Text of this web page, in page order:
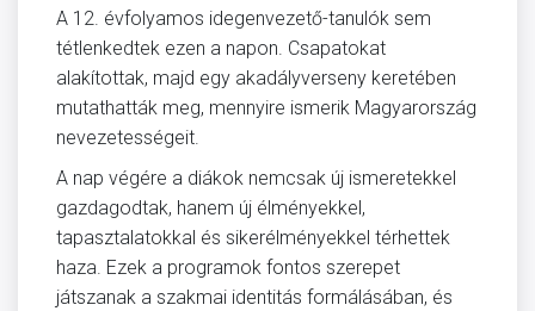
A 12. évfolyamos idegenvezető-tanulók sem
tétlenkedtek ezen a napon. Csapatokat
alakítottak, majd egy akadályverseny keretében
mutathatták meg, mennyire ismerik Magyarország
nevezetességeit.
A nap végére a diákok nemcsak új ismeretekkel
gazdagodtak, hanem új élményekkel,
tapasztalatokkal és sikerélményekkel térhettek
haza. Ezek a programok fontos szerepet
játszanak a szakmai identitás formálásában, és